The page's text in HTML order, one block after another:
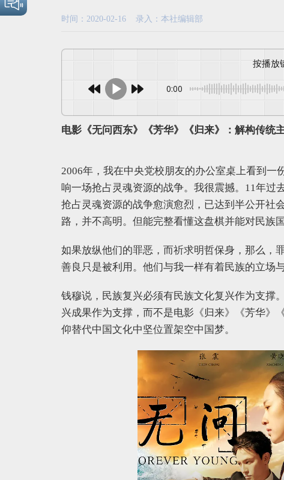
时间：2020-02-16 录入：本社编辑部
按播
0:00
电影《无问西东》《芳华》《归来》：解构传统
2006年，我在中央党校朋友的办公室桌上看到
响一场抢占灵魂资源的战争。我很震撼。11年过
抢占灵魂资源的战争愈演愈烈，已达到半公开社
路，并不高明。但能完整看懂这盘棋并能对民族
如果放纵他们的罪恶，而祈求明哲保身，那么，
善良只是被利用。他们与我一样有着民族的立场
钱穆说，民族复兴必须有民族文化复兴作为支撑
兴成果作为支撑，而不是电影《归来》《芳华》
仰替代中国文化中坚位置架空中国梦。